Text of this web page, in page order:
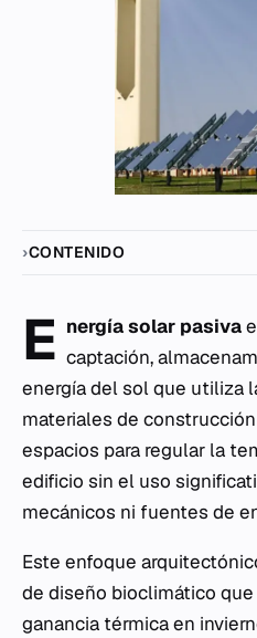
CONTENIDO
E nergía solar pasiva
captación,
energía del sol que utiliza
materiales de
espacios para regular la
edificio sin el uso
mecánicos ni fuentes de
Este enfoque
de diseño bioclimático
ganancia térmica en